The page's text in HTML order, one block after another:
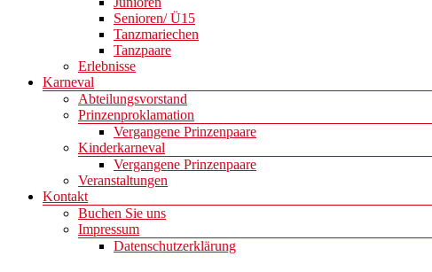
Senioren/ Ü15
Tanzmariechen
Tanzpaare
Erlebnisse
Karneval
Abteilungsvorstand
Prinzenproklamation
Vergangene Prinzenpaare
Kinderkarneval
Vergangene Prinzenpaare
Veranstaltungen
Kontakt
Buchen Sie uns
Impressum
Datenschutzerklärung